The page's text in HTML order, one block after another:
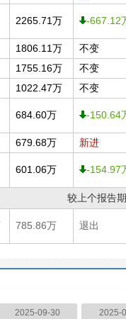
2265.71万 -667.12
1806.11万 不变
1755.16万 不变
1022.47万 不变
684.60万 -150.64
679.68万 新进
601.06万 -154.97
较上个报告
785.86万 退出
2025-09-30 2025-